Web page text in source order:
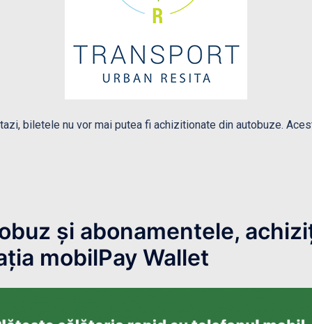
biletele nu vor mai putea fi achizitionate din autobuze.
și abonamentele,
mobilPay Wallet